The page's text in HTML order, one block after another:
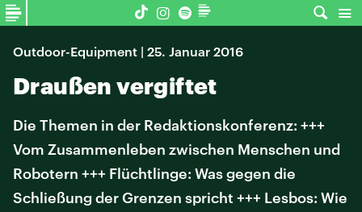
Outdoor-Equipment | 25. Januar 2016
Draußen vergiftet
Die Themen in der Redaktionskonferenz: +++
Vom Zusammenleben zwischen Menschen und
Robotern +++ Flüchtlinge: Was gegen die
Schließung der Grenzen spricht +++ Lesbos: Wie